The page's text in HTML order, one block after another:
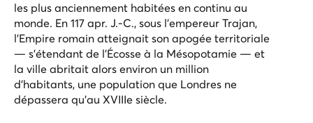
les plus anciennement habitées en continu au
monde. En 117 apr. J.-C., sous l'empereur Trajan,
l'Empire romain atteignait son apogée territoriale
— s'étendant de l'Écosse à la Mésopotamie — et
la ville abritait alors environ un million
d'habitants, une population que Londres ne
dépassera qu'au XVIIIe siècle.